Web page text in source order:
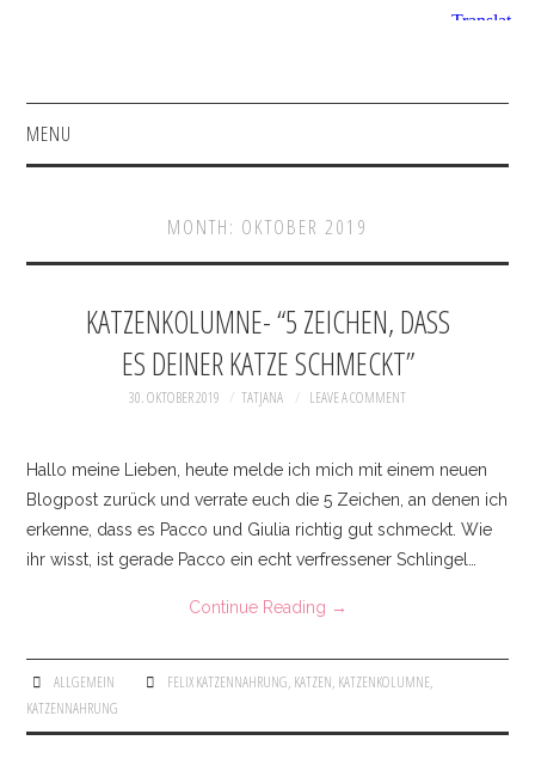
MENU
BEAUTY
FACEBOOK
KONTAKT
MONTH: OKTOBER 2019
KATZENKOLUMNE- “5 ZEICHEN, DASS
ES DEINER KATZE SCHMECKT”
30. OKTOBER 2019 TATJANA LEAVE A COMMENT
Hallo meine Lieben, heute melde ich mich mit einem neuen
Blogpost zurück und verrate euch die 5 Zeichen, an denen ich
erkenne, dass es Pacco und Giulia richtig gut schmeckt. Wie
ihr wisst, ist gerade Pacco ein echt verfressener Schlingel…
Continue Reading →
ALLGEMEIN FELIX KATZENNAHRUNG, KATZEN, KATZENKOLUMNE,
KATZENNAHRUNG